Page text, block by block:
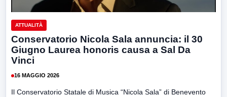
ATTUALITÀ
Conservatorio Nicola Sala annuncia: il 30
Giugno Laurea honoris causa a Sal Da
Vinci
16 MAGGIO 2026
Il Conservatorio Statale di Musica “Nicola Sala” di Benevento